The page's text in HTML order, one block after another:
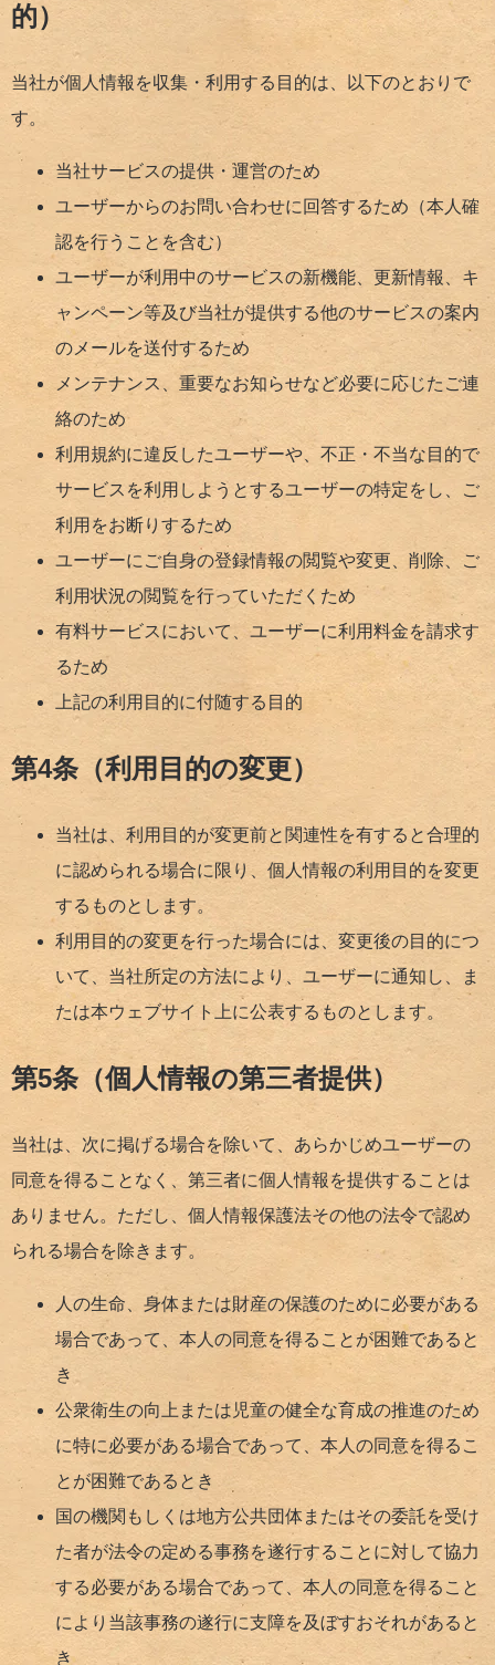
的）
当社が個人情報を収集・利用する目的は、以下のとおりで
す。
当社サービスの提供・運営のため
ユーザーからのお問い合わせに回答するため（本人確
認を行うことを含む）
ユーザーが利用中のサービスの新機能、更新情報、キ
ャンペーン等及び当社が提供する他のサービスの案内
のメールを送付するため
メンテナンス、重要なお知らせなど必要に応じたご連
絡のため
利用規約に違反したユーザーや、不正・不当な目的で
サービスを利用しようとするユーザーの特定をし、ご
利用をお断りするため
ユーザーにご自身の登録情報の閲覧や変更、削除、ご
利用状況の閲覧を行っていただくため
有料サービスにおいて、ユーザーに利用料金を請求す
るため
上記の利用目的に付随する目的
第4条（利用目的の変更）
当社は、利用目的が変更前と関連性を有すると合理的
に認められる場合に限り、個人情報の利用目的を変更
するものとします。
利用目的の変更を行った場合には、変更後の目的につ
いて、当社所定の方法により、ユーザーに通知し、ま
たは本ウェブサイト上に公表するものとします。
第5条（個人情報の第三者提供）
当社は、次に掲げる場合を除いて、あらかじめユーザーの
同意を得ることなく、第三者に個人情報を提供することは
ありません。ただし、個人情報保護法その他の法令で認め
られる場合を除きます。
人の生命、身体または財産の保護のために必要がある
場合であって、本人の同意を得ることが困難であると
き
公衆衛生の向上または児童の健全な育成の推進のため
に特に必要がある場合であって、本人の同意を得るこ
とが困難であるとき
国の機関もしくは地方公共団体またはその委託を受け
た者が法令の定める事務を遂行することに対して協力
する必要がある場合であって、本人の同意を得ること
により当該事務の遂行に支障を及ぼすおそれがあると
き